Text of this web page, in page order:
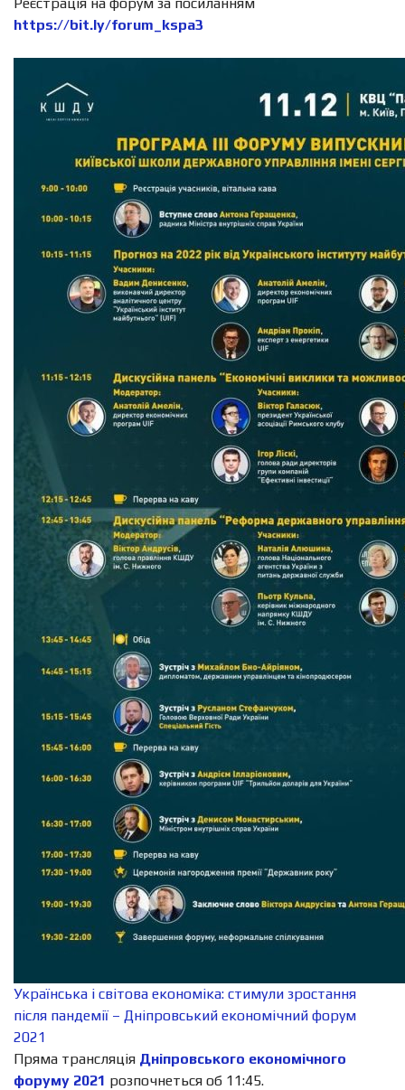
https://bit.ly/forum_kspa3
Українська і світова економіка: стимули зростання
після пандемії – Дніпровський економічний форум
2021
Пряма трансляція Дніпровського економічного
форуму 2021 розпочнеться об 11:45.